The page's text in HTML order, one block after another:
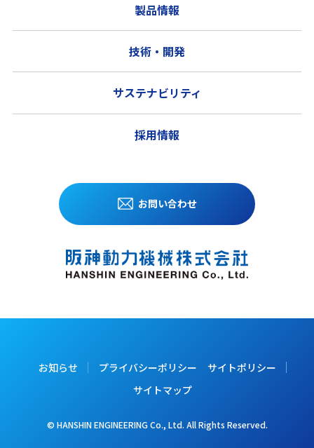
お問い合わせ
製品情報
技術・開発
サステナビリティ
採用情報
お知らせ プライバシーポリシー
サイトポリシー
サイトマップ
© HANSHIN ENGINEERING Co., Ltd. All Rights Reserved.